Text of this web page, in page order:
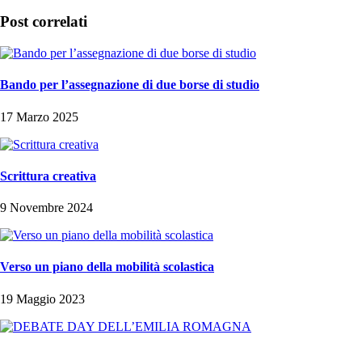
Post correlati
Bando per l’assegnazione di due borse di studio
17 Marzo 2025
Scrittura creativa
9 Novembre 2024
Verso un piano della mobilità scolastica
19 Maggio 2023